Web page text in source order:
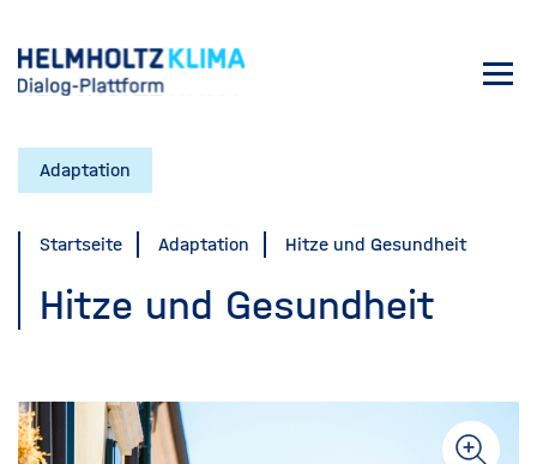
zum
Inhalt
Adaptation
Startseite Adaptation Hitze und Gesundheit
Hitze und Gesundheit